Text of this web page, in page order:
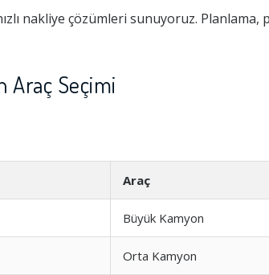
nakliye çözümleri sunuyoruz. Planlama,
Araç Seçimi
Araç
Büyük Kamyon
Orta Kamyon